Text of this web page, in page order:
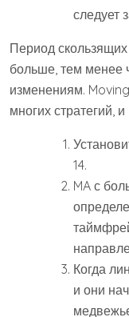
следует
Период
больше, тем менее
изменениям.
многих стратегий,
14.
MA с
Когда
и они